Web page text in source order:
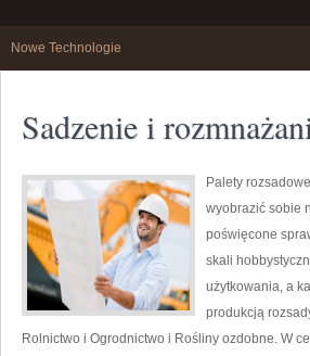
Nowe Technologie
Sadzenie i
Palety
wyobrazić sobie
poświęcone
skali
użytkowania, a
produkcją
Rolnictwo i Ogrodnictwo i Rośliny ozdobne. W